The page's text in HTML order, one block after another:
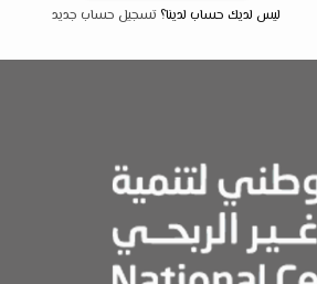
ليس لديك حساب لدينا؟تسجيل حساب جديد